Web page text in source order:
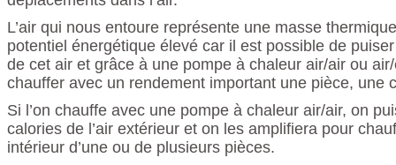
L’air qui nous entoure représente une masse
potentiel énergétique élevé car il est possible de
de cet air et grâce à une pompe à chaleur air/air ou
chauffer avec un rendement important une pièce, une
Si l’on chauffe avec une pompe à chaleur air/air, on
calories de l’air extérieur et on les amplifiera pour
intérieur d’une ou de plusieurs pièces.